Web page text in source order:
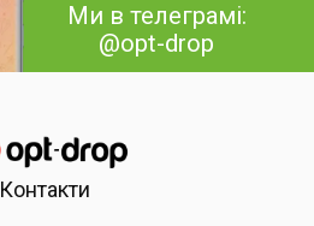
Ми в телеграмі:
@opt-drop
Контакти